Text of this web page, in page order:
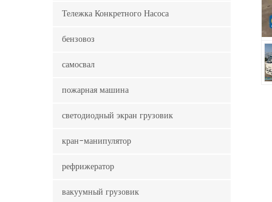
Тележка Конкретного Насоса
бензовоз
самосвал
пожарная машина
светодиодный экран грузовик
кран-манипулятор
рефрижератор
вакуумный грузовик